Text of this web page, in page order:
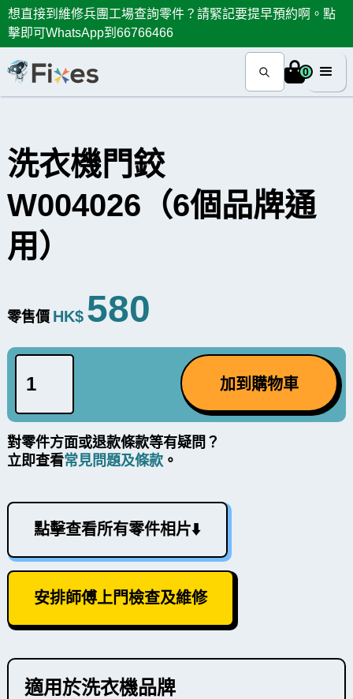
想直接到維修兵團工場查詢零件？請緊記要提早預約啊。點
擊即可WhatsApp到66766466
0
洗衣機門鉸
W004026（6個品牌通
用）
零售價 HK$ 580
對零件方面或退款條款等有疑問？
立即查看常見問題及條款。
點擊查看所有零件相片⬇️
安排師傅上門檢查及維修
適用於洗衣機品牌